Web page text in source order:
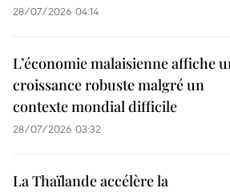
28/07/2026 04:14
L’économie malaisienne affiche
croissance robuste malgré un
contexte mondial difficile
28/07/2026 03:32
La Thaïlande accélère la